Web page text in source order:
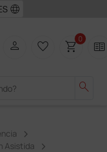
language
search
person favorite_border shopping_cart0 two_pager
Asistida